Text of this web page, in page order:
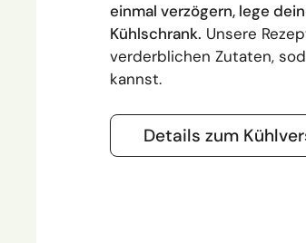
einmal verzögern, lege
Kühlschrank. Unsere
verderblichen Zutaten,
kannst.
Details zum